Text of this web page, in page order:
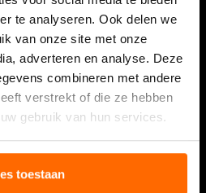
te analyseren. Ook delen we
van onze site met onze
adverteren en analyse. Deze
combineren met andere
verstrekt of die ze hebben
gebruik van hun services.
toestaan